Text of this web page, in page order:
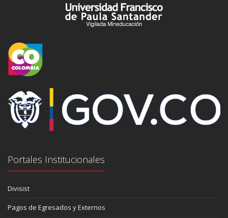
Portales Institucionales
Divisist
Pagos de Egresados y Externos